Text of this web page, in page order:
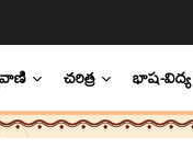
చరిత్ర భాష-విద్య